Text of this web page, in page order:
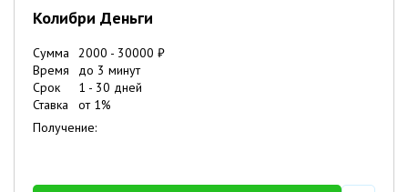
Колибри Деньги
Сумма 2000 - 30000 ₽
Время
до 3 минут
Срок
1 - 30 дней
Ставка
от 1%
Получение: